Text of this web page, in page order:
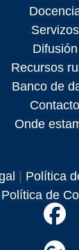
Servizos
Difusión
Recursos
Banco de
Contacto
Onde
| Política
Política de